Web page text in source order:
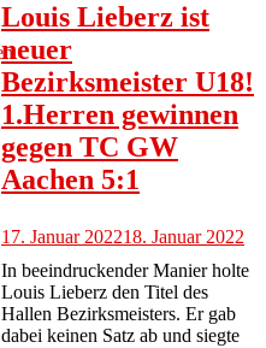
Louis Lieberz ist
neuer
Bezirksmeister U18!
1.Herren gewinnen
gegen TC GW
Aachen 5:1
17. Januar 202218. Januar 2022
In beeindruckender Manier holte
Louis Lieberz den Titel des
Hallen Bezirksmeisters. Er gab
dabei keinen Satz ab und siegte